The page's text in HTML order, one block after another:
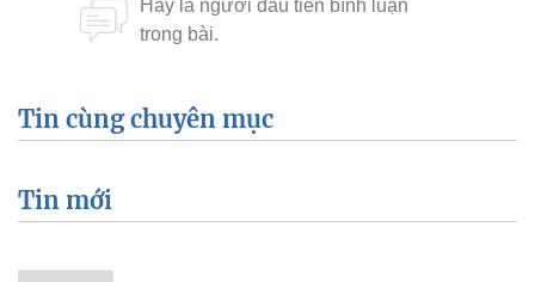
Tin cùng chuyên mục
Tin mới